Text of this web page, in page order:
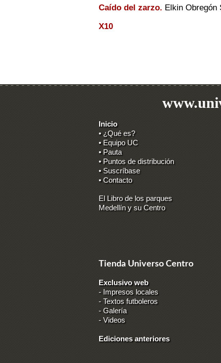
Caído del zarzo. Elkin Obregón
X10
Inicio
• ¿Qué es?
• Equipo UC
• Pauta
• Puntos de distribución
• Suscríbase
• Contacto
El Libro de los parques
Medellín y su Centro
Tienda Universo Centro
Exclusivo web
- Impresos locales
- Textos futboleros
-Galería
-Videos
Ediciones anteriores